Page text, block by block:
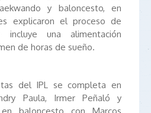
y baloncesto, en
explicaron el proceso de
incluye una alimentación
de horas de sueño.
del IPL se completa en
Paula, Irmer Peñaló y